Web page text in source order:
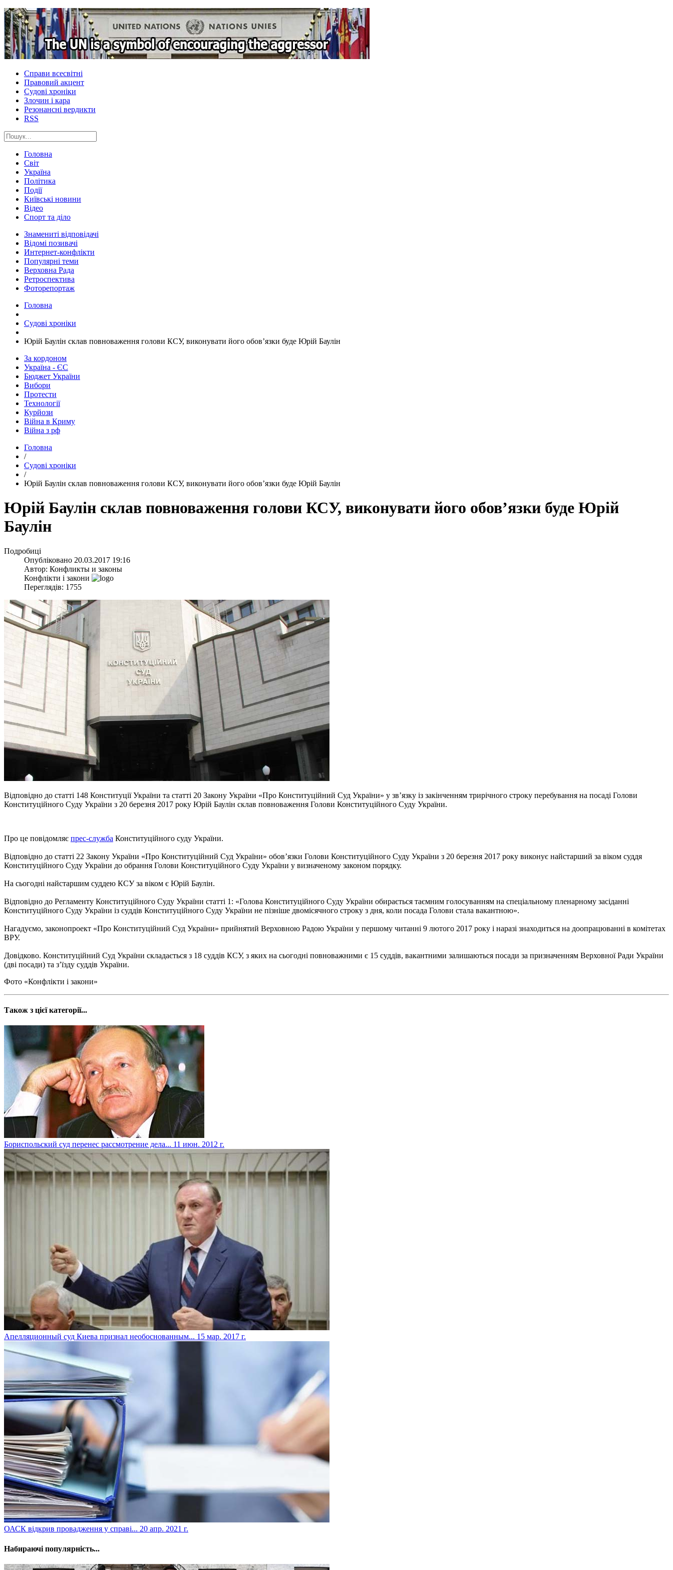
Справи всесвітні
Правовий акцент
Судові хроніки
Злочин і кара
Резонансні вердикти
RSS
Головна
Світ
Україна
Політика
Події
Київські новини
Відео
Спорт та діло
Знамениті відповідачі
Відомі позивачі
Интернет-конфлікти
Популярні теми
Верховна Рада
Ретроспектива
Фоторепортаж
Головна
Судові хроніки
​Юрій Баулін склав повноваження голови КСУ, виконувати його обов’язки буде Юрій Баулін
За кордоном
Україна - ЄС
Бюджет України
Вибори
Протести
Технології
Курйози
Війна в Криму
Війна з рф
Головна
/
Судові хроніки
/
​Юрій Баулін склав повноваження голови КСУ, виконувати його обов’язки буде Юрій Баулін
​Юрій Баулін склав повноваження голови КСУ, виконувати його обов’язки буде Юрій
Баулін
Подробиці
Опубліковано 20.03.2017 19:16
Автор: Конфликты и законы
Конфлікти і закони
Переглядів: 1755
Відповідно до статті 148 Конституції України та статті 20 Закону України «Про Конституційний Суд України» у зв’язку із закінченням трирічного строку перебування на посаді Голови
Конституційного Суду України з 20 березня 2017 року Юрій Баулін склав повноваження Голови Конституційного Суду України.
Про це повідомляє прес-служба Конституційного суду України.
Відповідно до статті 22 Закону України «Про Конституційний Суд України» обов’язки Голови Конституційного Суду України з 20 березня 2017 року виконує найстарший за віком суддя
Конституційного Суду України до обрання Голови Конституційного Суду України у визначеному законом порядку.
На сьогодні найстаршим суддею КСУ за віком є Юрій Баулін.
Відповідно до Регламенту Конституційного Суду України статті 1: «Голова Конституційного Суду України обирається таємним голосуванням на спеціальному пленарному засіданні
Конституційного Суду України із суддів Конституційного Суду України не пізніше двомісячного строку з дня, коли посада Голови стала вакантною».
Нагадуємо, законопроект «Про Конституційний Суд України» прийнятий Верховною Радою України у першому читанні 9 лютого 2017 року і наразі знаходиться на доопрацюванні в комітетах
ВРУ.
Довідково. Конституційний Суд України складається з 18 суддів КСУ, з яких на сьогодні повноважними є 15 суддів, вакантними залишаються посади за призначенням Верховної Ради України
(дві посади) та з’їзду суддів України.
Фото «Конфлікти і закони»
Також з цієї категорії...
Бориспольский суд перенес рассмотрение дела... 11 июн. 2012 г.
​Апелляционный суд Киева признал необоснованным... 15 мар. 2017 г.
​ОАСК відкрив провадження у справі... 20 апр. 2021 г.
Набираючі популярність...